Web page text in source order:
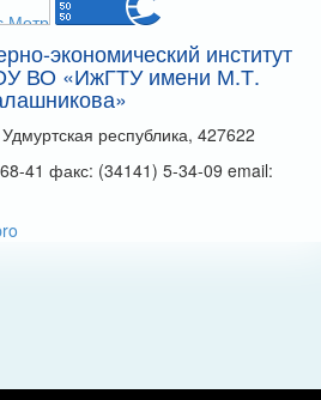
экономический институт
ВО «ИжГТУ имени М.Т.
республика, 427622
41 факс: (34141) 5-34-09 email: